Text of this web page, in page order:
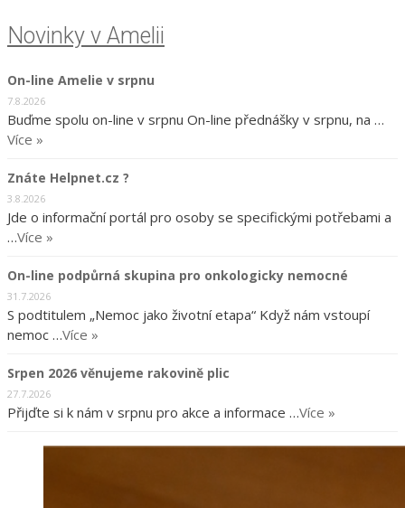
Novinky v Amelii
On-line Amelie v srpnu
7.8.2026
Buďme spolu on-line v srpnu On-line přednášky v srpnu, na …
Více »
Znáte Helpnet.cz ?
3.8.2026
Jde o informační portál pro osoby se specifickými potřebami a
…Více »
On-line podpůrná skupina pro onkologicky nemocné
31.7.2026
S podtitulem „Nemoc jako životní etapa“ Když nám vstoupí
nemoc …Více »
Srpen 2026 věnujeme rakovině plic
27.7.2026
Přijďte si k nám v srpnu pro akce a informace …Více »